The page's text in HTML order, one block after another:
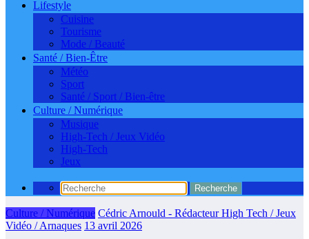
Lifestyle
Cuisine
Tourisme
Mode / Beauté
Santé / Bien-Être
Météo
Sport
Santé / Sport / Bien-être
Culture / Numérique
Musique
High-Tech / Jeux Vidéo
High-Tech
Jeux
Culture / Numérique Cédric Arnould - Rédacteur High Tech / Jeux
Vidéo / Arnaques 13 avril 2026